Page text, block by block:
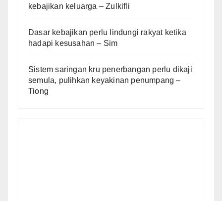
kebajikan keluarga – Zulkifli
Dasar kebajikan perlu lindungi rakyat ketika
hadapi kesusahan – Sim
Sistem saringan kru penerbangan perlu dikaji
semula, pulihkan keyakinan penumpang –
Tiong